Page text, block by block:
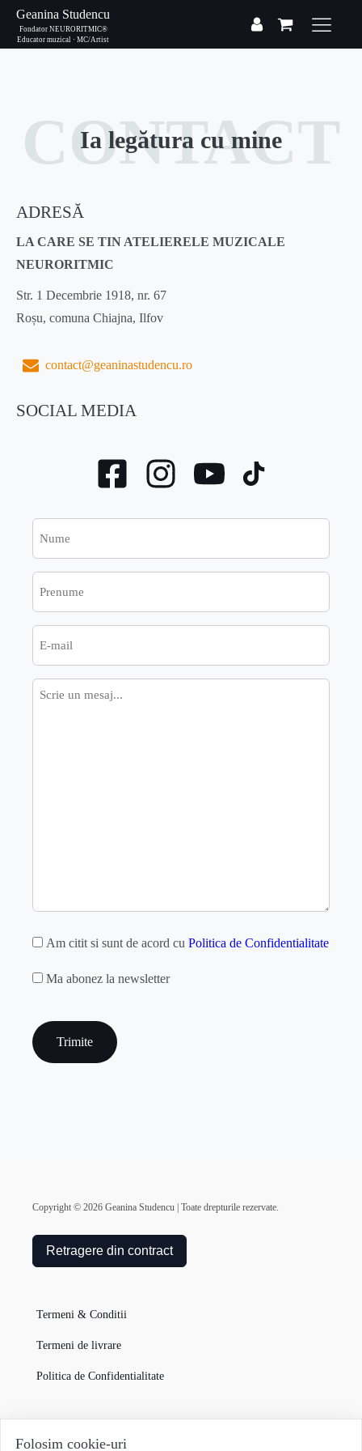
Geanina Studencu
Fondator NEURORITMIC®
Educator muzical · MC/Artist
CONTACT
Ia legătura cu mine
ADRESĂ
LA CARE SE TIN ATELIERELE MUZICALE
NEURORITMIC
Str. 1 Decembrie 1918, nr. 67
Roșu, comuna Chiajna, Ilfov
contact@geaninastudencu.ro
SOCIAL MEDIA
Mesaj
GDPR
Am citit si sunt de acord cu Politica de Confidentialitate
MAILCHIMP
Ma abonez la newsletter
Copyright © 2026 Geanina Studencu | Toate drepturile rezervate.
Retragere din contract
Termeni & Conditii
Termeni de livrare
Politica de Confidentialitate
Garanția Produselor
Folosim cookie-uri